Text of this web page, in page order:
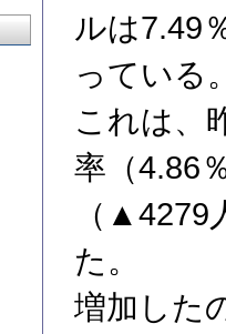
ルは7.49
っている。
これは、
率（4.86
（▲4279
た。
増加した